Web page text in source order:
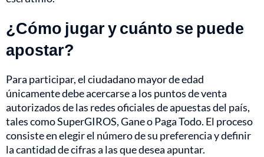
¿Cómo jugar y cuánto se puede
apostar?
Para participar, el ciudadano mayor de edad
únicamente debe acercarse a los puntos de venta
autorizados de las redes oficiales de apuestas del país,
tales como SuperGIROS, Gane o Paga Todo. El proceso
consiste en elegir el número de su preferencia y definir
la cantidad de cifras a las que desea apuntar.